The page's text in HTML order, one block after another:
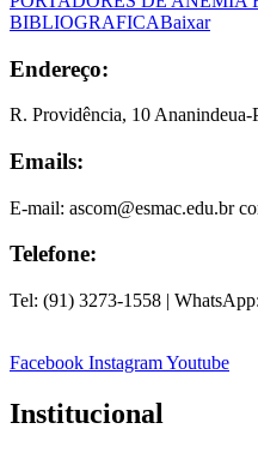
BIBLIOGRAFICABaixar
Endereço:
R. Providência, 10
Emails:
E-mail: ascom@esmac.edu.br
Telefone:
Tel: (91) 3273-1558 |
Facebook InstagramYoutube
Institucional